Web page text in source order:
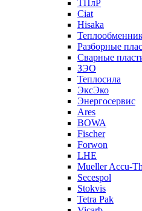
ТПлР
Ciat
Hisaka
Разборные
Сварные
ЗЭО
Теплосила
ЭксЭко
Энергосервис
Ares
BOWA
Fischer
Forwon
LHE
Mueller Accu-
Secespol
Stokvis
Tetra Pak